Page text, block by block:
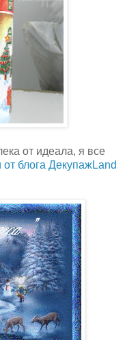
от идеала, я все
от блога ДекупажLand